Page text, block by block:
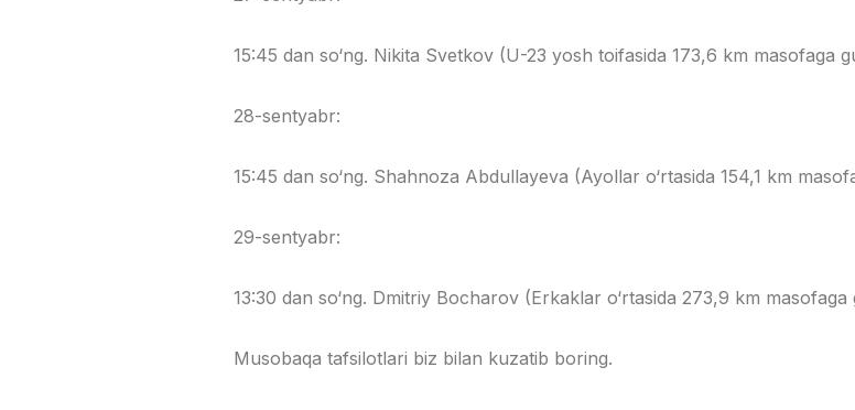
15:45 dan so‘ng. Nikita Svetkov (U-23 yosh toifasida 173,6 km masofaga
28-sentyabr:
15:45 dan so‘ng. Shahnoza Abdullayeva (Ayollar o‘rtasida 154,1 km
29-sentyabr:
13:30 dan so‘ng. Dmitriy Bocharov (Erkaklar o‘rtasida 273,9 km
Musobaqa tafsilotlari biz bilan kuzatib boring.